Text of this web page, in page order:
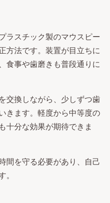
ラスチック製のマウスピー
方法です。装置が目立ちに
食事や歯磨きも普段通りに
交換しながら、少しずつ歯
きます。軽度から中等度の
十分な効果が期待できま
間を守る必要があり、自己
。